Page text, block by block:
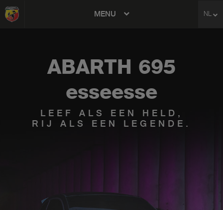
MENU NL
ABARTH 695
esseesse
LEEF ALS EEN HELD,
RIJ ALS EEN LEGENDE.